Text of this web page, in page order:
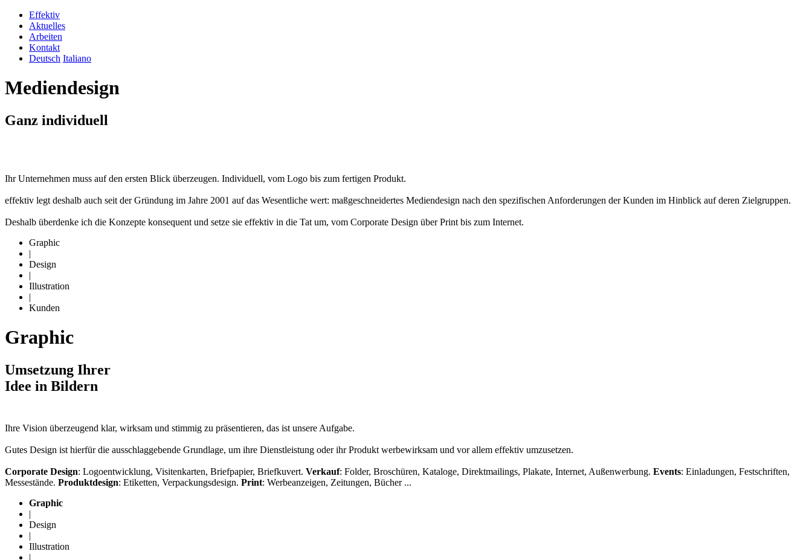
Effektiv
Aktuelles
Arbeiten
Kontakt
Deutsch Italiano
Mediendesign
Ganz individuell
Ihr Unternehmen muss auf den ersten Blick überzeugen. Individuell, vom Logo bis zum fertigen Produkt.
effektiv legt deshalb auch seit der Gründung im Jahre 2001 auf das Wesentliche wert: maßgeschneidertes Mediendesign nach den spezifischen Anforderungen der Kunden im Hinblick auf deren Zielgruppen.
Deshalb überdenke ich die Konzepte konsequent und setze sie effektiv in die Tat um, vom Corporate Design über Print bis zum Internet.
Graphic
|
Design
|
Illustration
|
Kunden
Graphic
Umsetzung Ihrer
Idee in Bildern
Ihre Vision überzeugend klar, wirksam und stimmig zu präsentieren, das ist unsere Aufgabe.
Gutes Design ist hierfür die ausschlaggebende Grundlage, um ihre Dienstleistung oder ihr Produkt werbewirksam und vor allem effektiv umzusetzen.
Corporate Design: Logoentwicklung, Visitenkarten, Briefpapier, Briefkuvert. Verkauf: Folder, Broschüren, Kataloge, Direktmailings, Plakate, Internet, Außenwerbung. Events: Einladungen, Festschriften,
Messestände. Produktdesign: Etiketten, Verpackungsdesign. Print: Werbeanzeigen, Zeitungen, Bücher ...
Graphic
|
Design
|
Illustration
|